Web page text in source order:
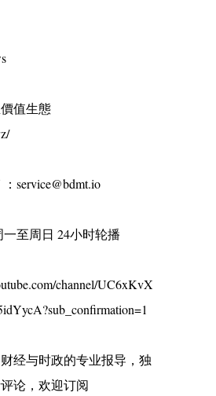
值生態
service@bdmt.io
至周日 24小时轮播
channel/UC6xKvX
经与时政的专业报导，独
论，欢迎订阅